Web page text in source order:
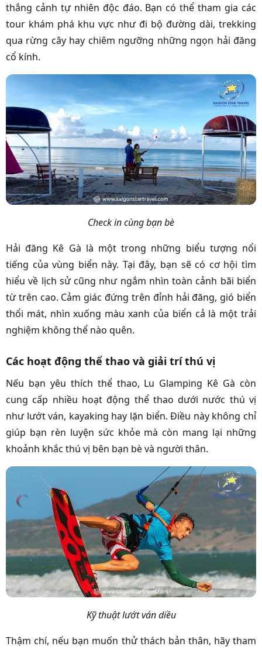
thắng cảnh tự nhiên độc đáo. Bạn có thể tham gia các
tour khám phá khu vực như đi bộ đường dài, trekking
qua rừng cây hay chiêm ngưỡng những ngọn hải đăng
cổ kính.
Check in cùng bạn bè
Hải đăng Kê Gà là một trong những biểu tượng nổi
tiếng của vùng biển này. Tại đây, bạn sẽ có cơ hội tìm
hiểu về lịch sử cũng như ngắm nhìn toàn cảnh bãi biển
từ trên cao. Cảm giác đứng trên đỉnh hải đăng, gió biển
thổi mát, nhìn xuống màu xanh của biển cả là một trải
nghiệm không thể nào quên.
Các hoạt động thể thao và giải trí thú vị
Nếu bạn yêu thích thể thao, Lu Glamping Kê Gà còn
cung cấp nhiều hoạt động thể thao dưới nước thú vị
như lướt ván, kayaking hay lặn biển. Điều này không chỉ
giúp bạn rèn luyện sức khỏe mà còn mang lại những
khoảnh khắc thú vị bên bạn bè và người thân.
Kỹ thuật lướt ván diều
Thậm chí, nếu bạn muốn thử thách bản thân, hãy tham